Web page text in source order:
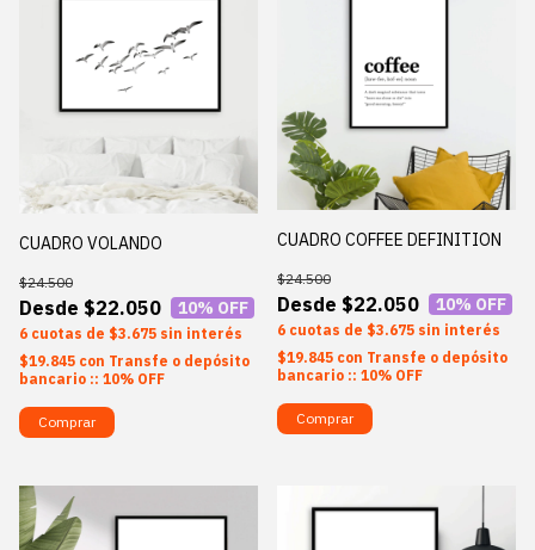
CUADRO VOLANDO
$22.050
$24.500
10% OFF
6 $3.675 sin interés
$19.845 con Transfe o depósito
bancario :: 10% OFF
Comprar
CUADRO COFFEE DEFINITION
$22.050
$24.500
10% OFF
6 $3.675 sin interés
$19.845 con Transfe o depósito
bancario :: 10% OFF
Comprar